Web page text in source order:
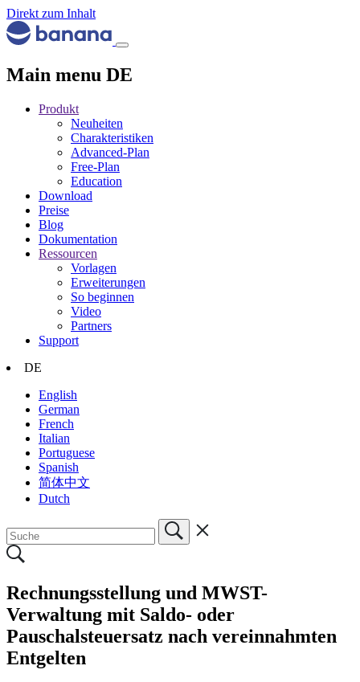
Direkt zum Inhalt
Main menu DE
Produkt
Neuheiten
Charakteristiken
Advanced-Plan
Free-Plan
Education
Download
Preise
Blog
Dokumentation
Ressourcen
Vorlagen
Erweiterungen
So beginnen
Video
Partners
Support
DE
English
German
French
Italian
Portuguese
Spanish
简体中文
Dutch
Rechnungsstellung und MWST-
Verwaltung mit Saldo- oder
Pauschalsteuersatz nach vereinnahmten
Entgelten